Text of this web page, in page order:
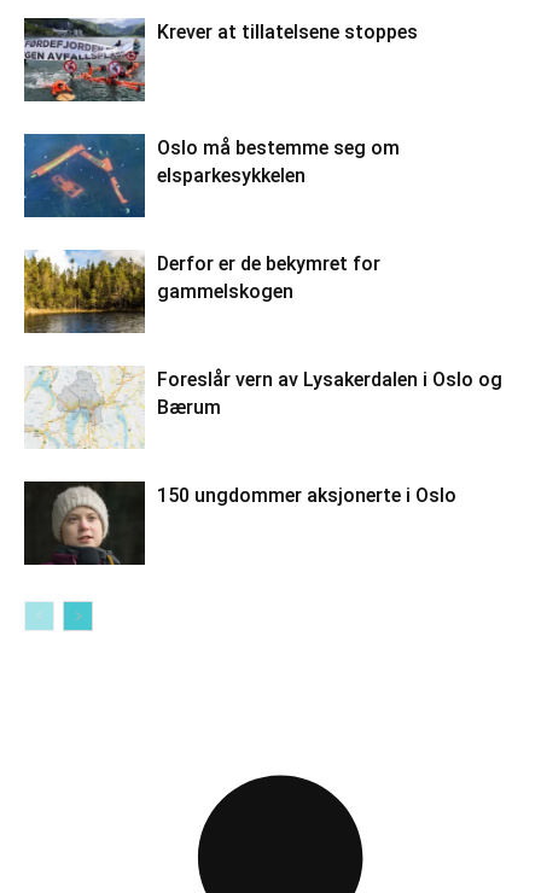
Krever at tillatelsene stoppes
Oslo må bestemme seg om
elsparkesykkelen
Derfor er de bekymret for
gammelskogen
Foreslår vern av Lysakerdalen i Oslo og
Bærum
150 ungdommer aksjonerte i Oslo